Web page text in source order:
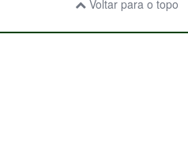
Voltar para o topo